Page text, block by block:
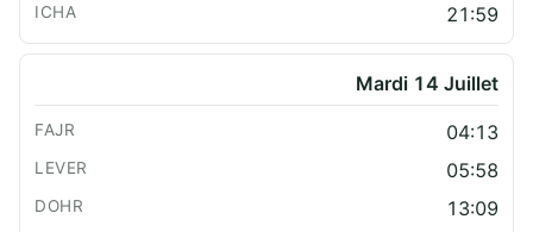
21:59
Mardi 14 Juillet
04:13
05:58
13:09